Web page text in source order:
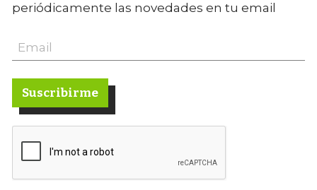
periódicamente las novedades en tu email
Suscribirme